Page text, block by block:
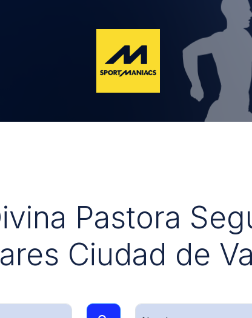
Pastora
Ciudad de